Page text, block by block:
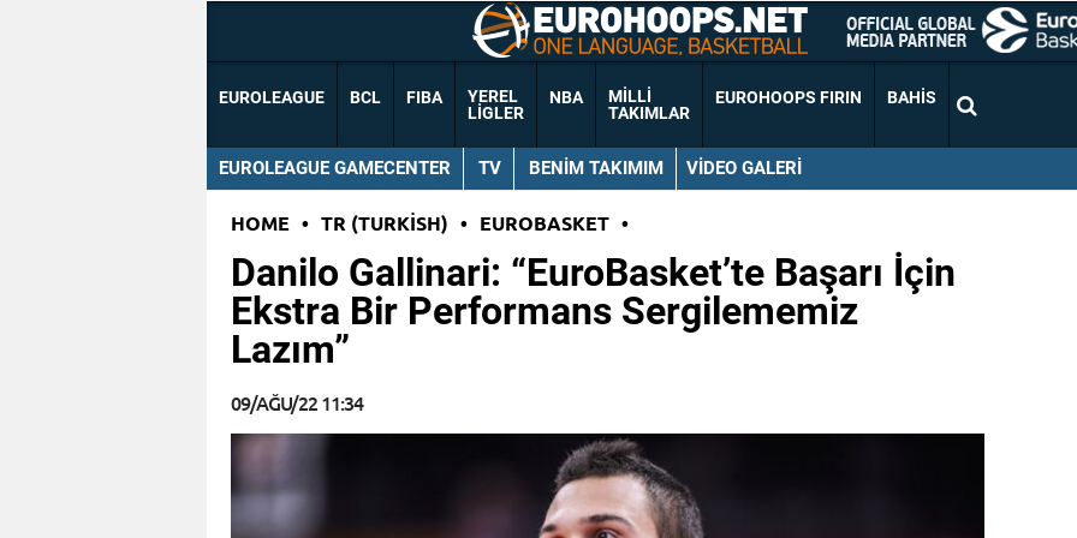
EUROLEAGUE BCL FIBA
YEREL
LIGLER
NBA
MILLI
TAKIMLAR
EUROHOOPS FIRIN BAHIS
EUROLEAGUE GAMECENTER TV BENIM TAKIMIM VIDEO GALERI
HOME • TR (TURKISH) • EUROBASKET •
Danilo Gallinari: “EuroBasket’te Başarı İçin
Ekstra Bir Performans Sergilememiz
Lazım”
09/AĞU/22 11:34